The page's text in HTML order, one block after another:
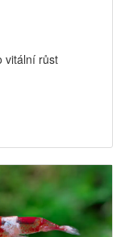
vitální růst